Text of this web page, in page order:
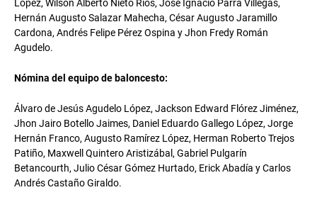
López, Wilson Alberto Nieto Ríos, José Ignacio Parra Villegas,
Hernán Augusto Salazar Mahecha, César Augusto Jaramillo
Cardona, Andrés Felipe Pérez Ospina y Jhon Fredy Román
Agudelo.
Nómina del equipo de baloncesto:
Álvaro de Jesús Agudelo López, Jackson Edward Flórez Jiménez,
Jhon Jairo Botello Jaimes, Daniel Eduardo Gallego López, Jorge
Hernán Franco, Augusto Ramírez López, Herman Roberto Trejos
Patiño, Maxwell Quintero Aristizábal, Gabriel Pulgarín
Betancourth, Julio César Gómez Hurtado, Erick Abadía y Carlos
Andrés Castaño Giraldo.